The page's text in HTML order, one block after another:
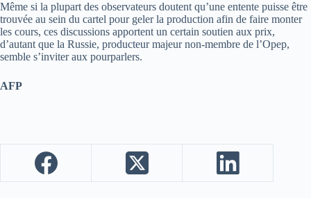
Même si la plupart des observateurs doutent qu’une entente puisse être
trouvée au sein du cartel pour geler la production afin de faire monter
les cours, ces discussions apportent un certain soutien aux prix,
d’autant que la Russie, producteur majeur non-membre de l’Opep,
semble s’inviter aux pourparlers.
AFP